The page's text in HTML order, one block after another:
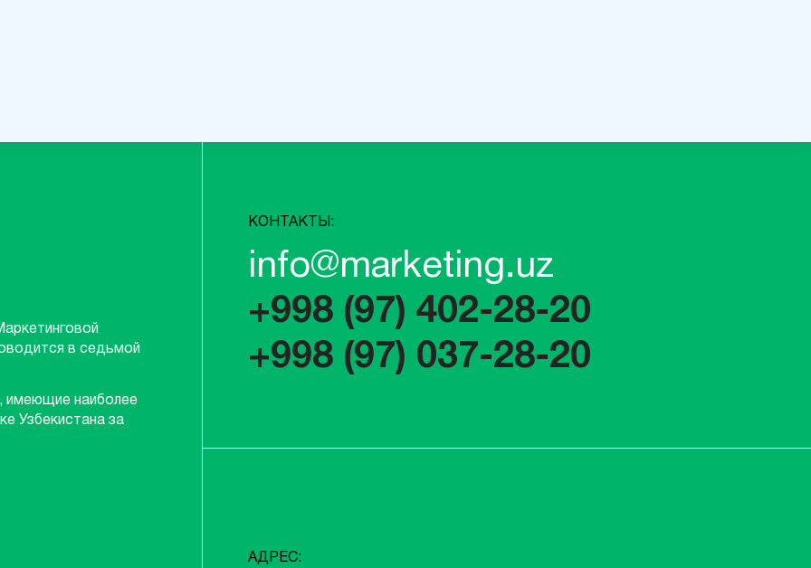
в седьмой
имеющие наиболее
Узбекистана за
КОНТАКТЫ:
info@marketing.uz
+998 (97) 402-28-20
+998 (97) 037-28-20
АДРЕС: